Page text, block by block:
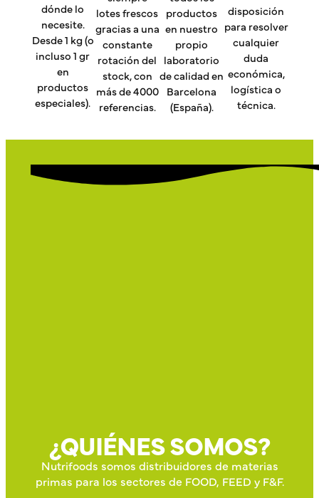
dónde lo
necesite.
Desde 1 kg (o
incluso 1 gr
en
productos
especiales).
lotes frescos
gracias a una
constante
rotación del
stock, con
más de 4000
referencias.
productos
en nuestro
propio
laboratorio
de calidad en
Barcelona
(España).
disposición
para resolver
cualquier
duda
económica,
logística o
técnica.
¿QUIÉNES SOMOS?
Nutrifoods somos distribuidores de materias
primas para los sectores de FOOD, FEED y F&F.